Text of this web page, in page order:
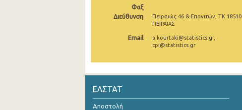
Σεπτεμβρίου 2024
Ιουλίου 2024
Μαΐου 2024
Απριλίου 2024
Φαξ
Διεύθυνση
Πειραιώς 46 & Επονιτών, ΤΚ 18510
ΠΕΙΡΑΙΑΣ
Email
a.kourtaki@statistics.gr,
cpi@statistics.gr
ΕΛΣΤΑΤ
Αποστολή